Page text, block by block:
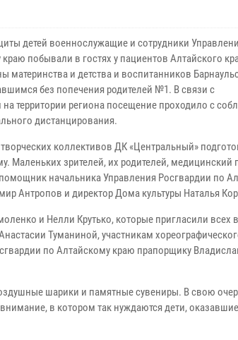
детей военнослужащие и сотрудники
побывали в гостях у пациентов Алтайского
материнства и детства и воспитанников
без попечения родителей №1. В связи с
территории региона посещение проходило с
дистанцирования.
коллективов ДК «Центральный»
Маленьких зрителей, их родителей, медицинский
начальника Управления Росгвардии по
Антропов и директор Дома культуры Наталья
и Нелли Крутько, которые пригласили всех
Туманиной, участникам
по Алтайскому краю прапорщику
шарики и памятные сувениры. В свою
в котором так нуждаются дети,